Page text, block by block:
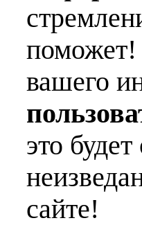
поможет!
вашего
это
сайте!